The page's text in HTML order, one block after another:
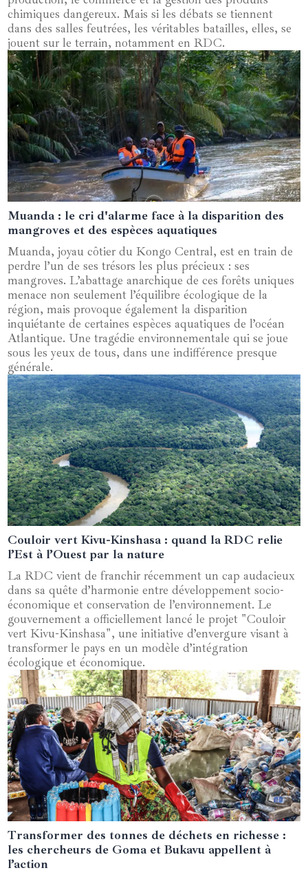
chimiques dangereux. Mais si les débats se tiennent
dans des salles feutrées, les véritables batailles, elles, se
jouent sur le terrain, notamment en RDC.
22 mars 2025
Muanda : le cri d'alarme face à la disparition des
mangroves et des espèces aquatiques
Muanda, joyau côtier du Kongo Central, est en train de
perdre l’un de ses trésors les plus précieux : ses
mangroves. L’abattage anarchique de ces forêts uniques
menace non seulement l’équilibre écologique de la
région, mais provoque également la disparition
inquiétante de certaines espèces aquatiques de l’océan
Atlantique. Une tragédie environnementale qui se joue
sous les yeux de tous, dans une indifférence presque
générale.
24 janvier 2025
Couloir vert Kivu-Kinshasa : quand la RDC relie
l’Est à l’Ouest par la nature
La RDC vient de franchir récemment un cap audacieux
dans sa quête d’harmonie entre développement socio-
économique et conservation de l’environnement. Le
gouvernement a officiellement lancé le projet "Couloir
vert Kivu-Kinshasa", une initiative d’envergure visant à
transformer le pays en un modèle d’intégration
écologique et économique.
23 décembre 2024
Transformer des tonnes de déchets en richesse :
les chercheurs de Goma et Bukavu appellent à
l’action